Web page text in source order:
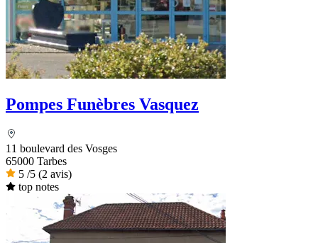
Pompes Funèbres Vasquez
11 boulevard des Vosges
65000 Tarbes
5 /5 (2 avis)
top notes